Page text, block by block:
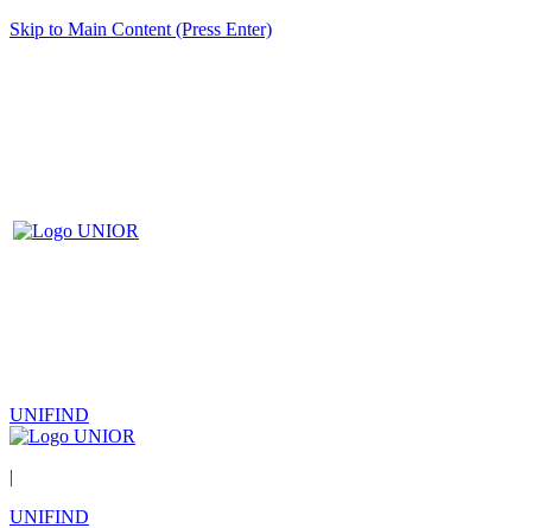
Skip to Main Content (Press Enter)
UNIFIND
|
UNIFIND